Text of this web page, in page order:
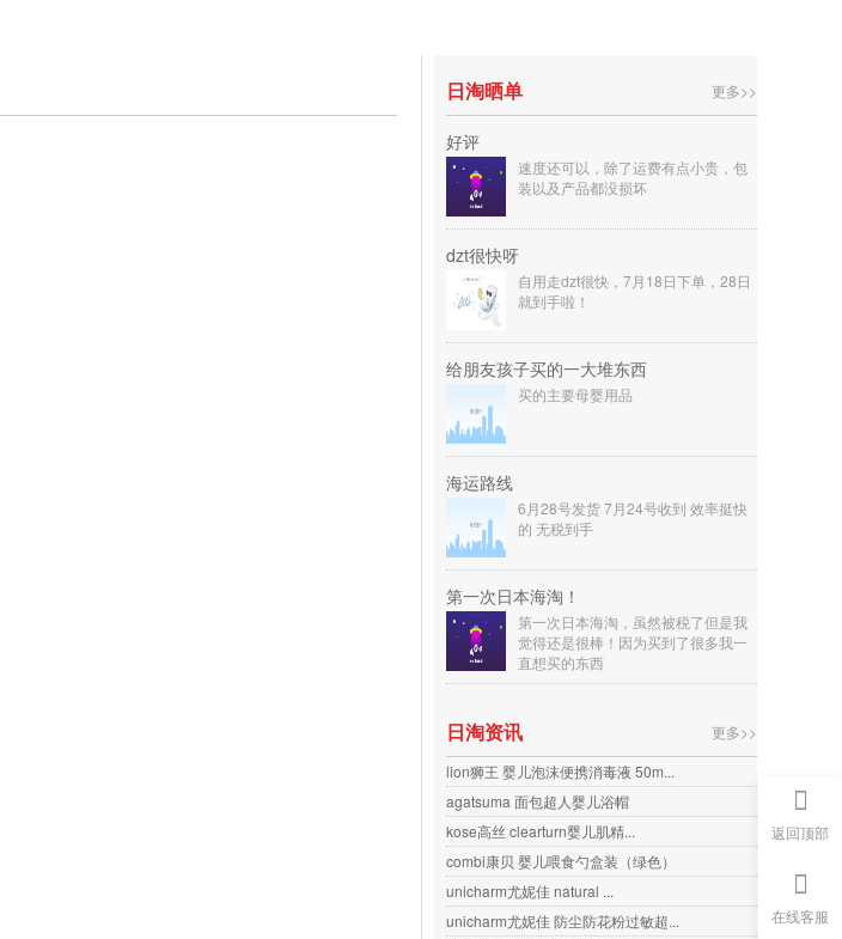
日淘晒单 更多>>
好评
速度还可以，除了运费有点小贵，包
装以及产品都没损坏
dzt很快呀
自用走dzt很快，7月18日下单，28日
就到手啦！
给朋友孩子买的一大堆东西
买的主要母婴用品
海运路线
6月28号发货 7月24号收到 效率挺快
的 无税到手
第一次日本海淘！
第一次日本海淘，虽然被税了但是我
觉得还是很棒！因为买到了很多我一
直想买的东西
日淘资讯
更多>>
lion狮王 婴儿泡沫便携消毒液 50m...
agatsuma 面包超人婴儿浴帽
kose高丝 clearturn婴儿肌精...
combi康贝 婴儿喂食勺盒装（绿色）
unicharm尤妮佳 natural ...
unicharm尤妮佳 防尘防花粉过敏超...
返回顶部
在线客服